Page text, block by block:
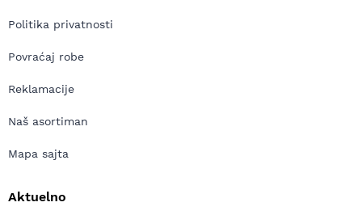
Politika privatnosti
Povraćaj robe
Reklamacije
Naš asortiman
Mapa sajta
Aktuelno